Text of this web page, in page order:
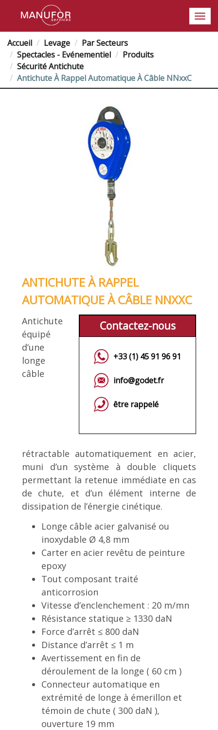
Accueil Levage
Par Secteurs
Spectacles - Evénementiel
Produits
Sécurité Antichute
Antichute À Rappel Automatique À Câble NNxxC
ANTICHUTE À RAPPEL
AUTOMATIQUE À CÂBLE NNXXC
Contactez-nous
+33 (1) 45 91 96 91
info@godet.fr
être rappelé
Antichute
équipé
d’une
longe
câble
rétractable automatiquement en acier,
muni d’un système à double cliquets
permettant la retenue immédiate en cas
de chute, et d’un élément interne de
dissipation de l’énergie cinétique.
Longe câble acier galvanisé ou
inoxydable Ø 4,8 mm
Carter en acier revêtu de peinture
epoxy
Tout composant traité
anticorrosion
Vitesse d’enclenchement : 20 m/mn
Résistance statique ≥ 1330 daN
Force d’arrêt ≤ 800 daN
Distance d’arrêt ≤ 1 m
Avertissement en fin de
déroulement de la longe ( 60 cm )
Connecteur automatique en
extrémité de longe à émerillon et
témoin de chute ( 300 daN ),
ouverture 19 mm